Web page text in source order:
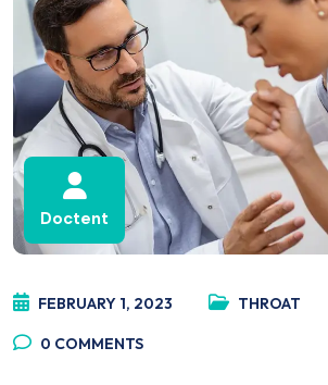
Doctent
FEBRUARY 1, 2023 THROAT
0 COMMENTS